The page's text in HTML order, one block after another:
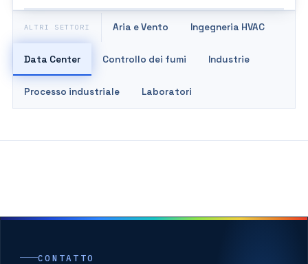
ALTRI SETTORI Aria e Vento Ingegneria HVAC
Data Center Controllo dei fumi Industrie
Processo industriale Laboratori
CONTATTO